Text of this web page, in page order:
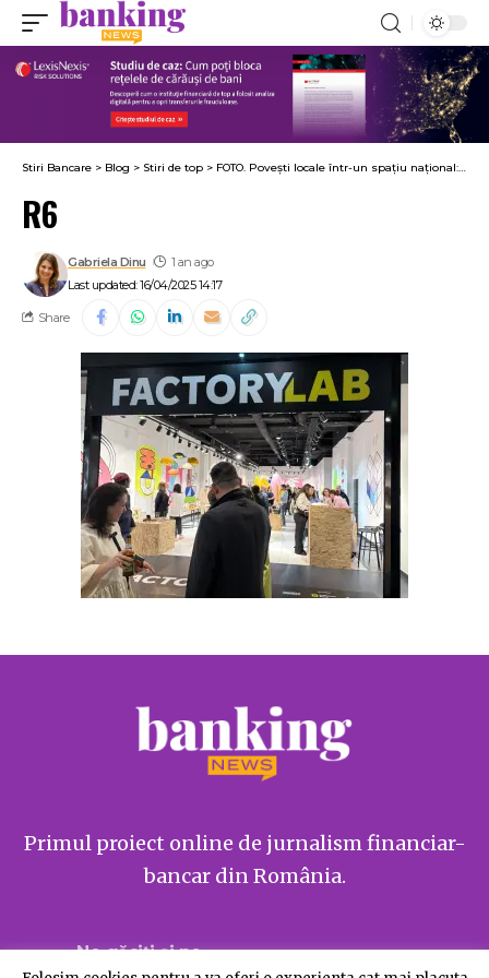
Stiri Bancare > Blog > Stiri de top > FOTO. Povești locale într-un spațiu național: Raiffeisen Bank lansează FactoryLab – un spațiu creativ cu peste 60 de antreprenori români prezenți în Promenada. Alexandra Arsene: Construim un ecosistem de business autohton foarte puternic
R6
Last updated: 16/04/2025 14:17
Gabriela Dinu 1 an ago
Share
Primul proiect online de jurnalism financiar-
bancar din România.
Ne găsiți și pe